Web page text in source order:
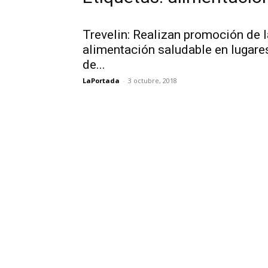
Trevelin: Realizan promoción de
alimentación saludable en
de...
LaPortada - 3 octubre, 2018